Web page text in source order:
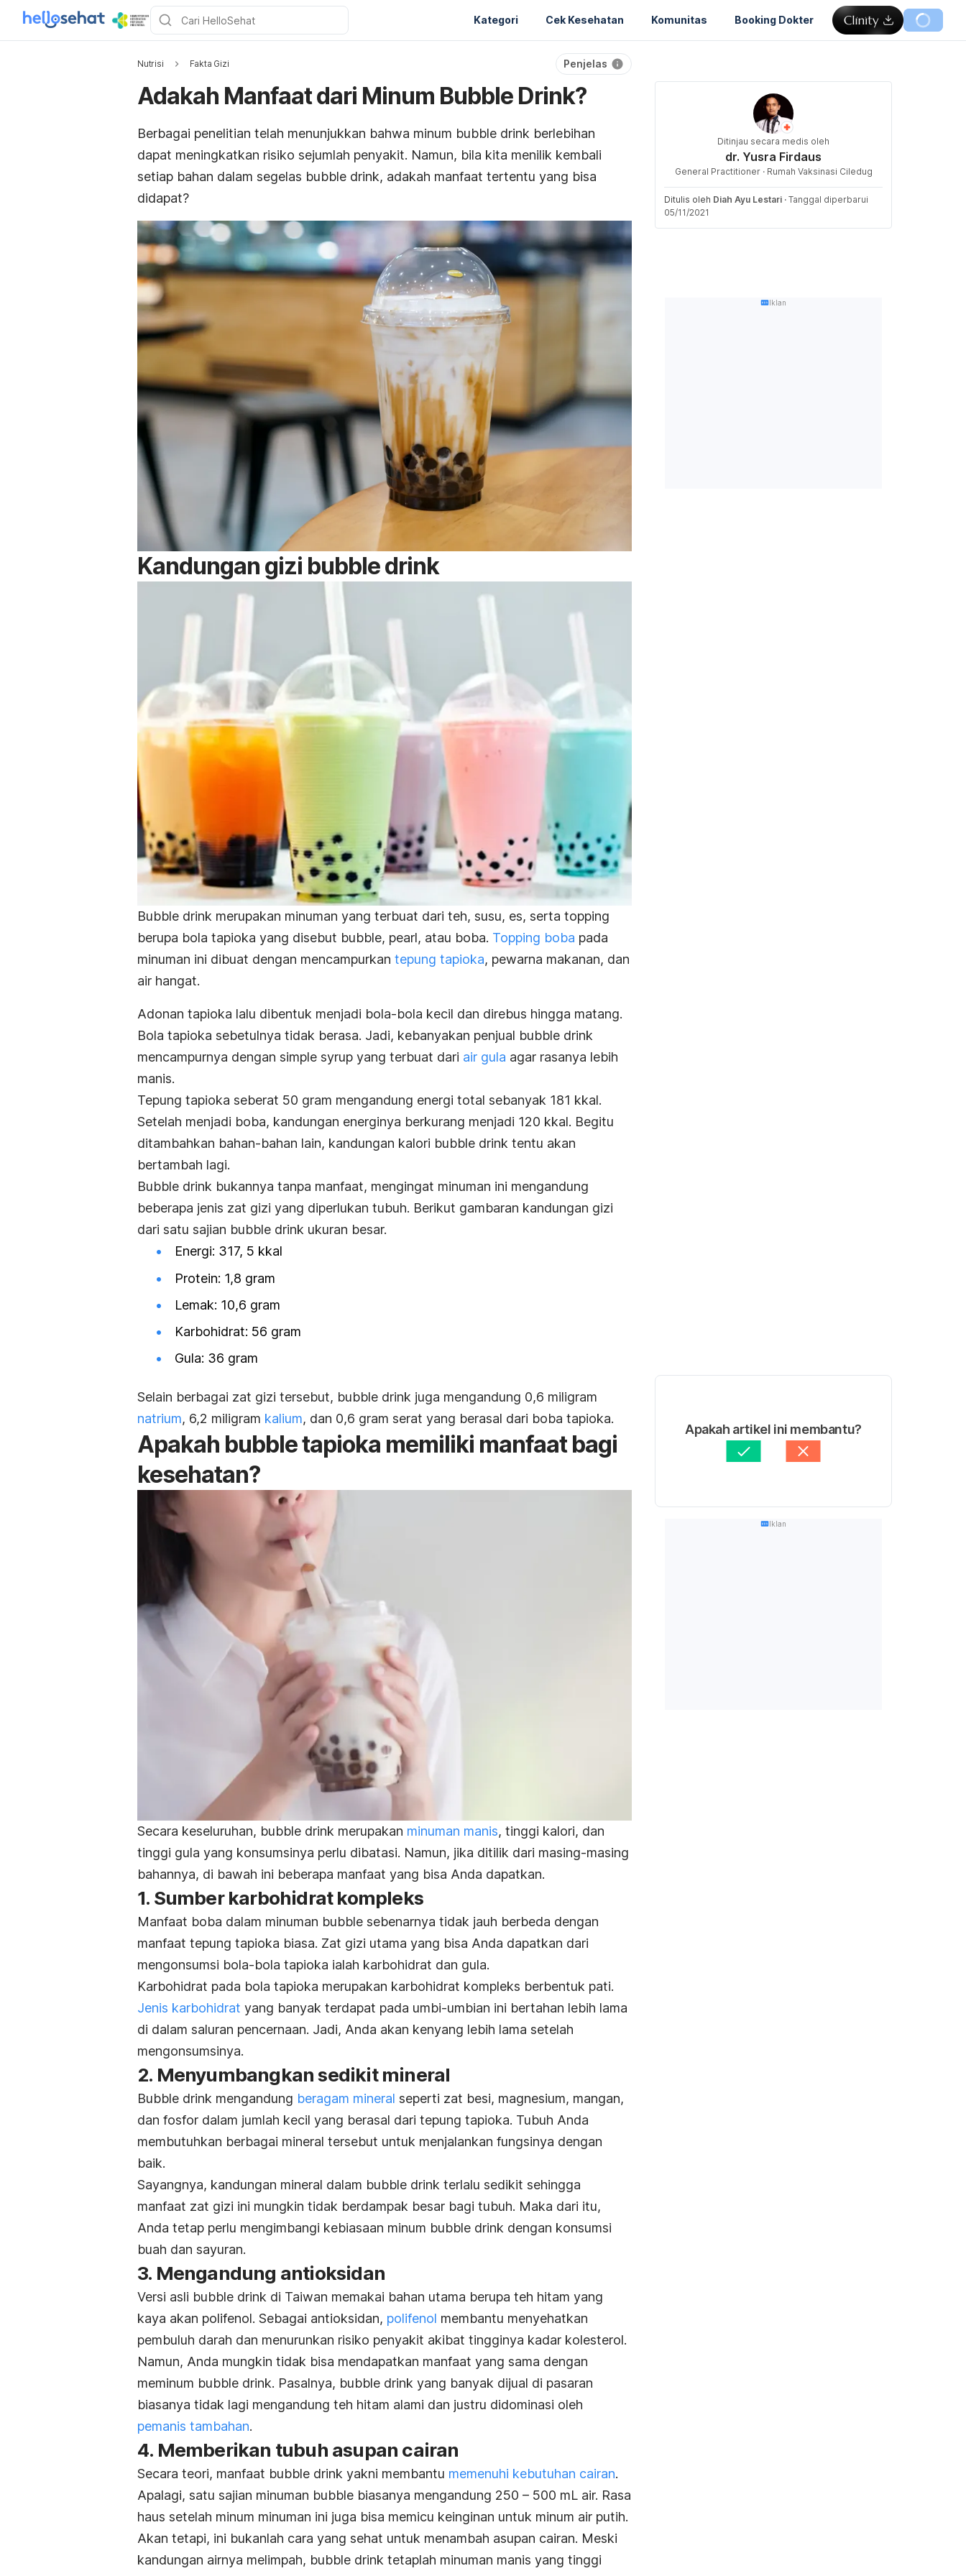
Kategori Cek Kesehatan Komunitas Booking Dokter
Nutrisi Fakta Gizi Penjelas
Adakah Manfaat dari Minum Bubble Drink?
Berbagai penelitian telah menunjukkan bahwa minum bubble drink berlebihan
dapat meningkatkan risiko sejumlah penyakit. Namun, bila kita menilik kembali
setiap bahan dalam segelas bubble drink, adakah manfaat tertentu yang bisa
didapat?
Kandungan gizi bubbledrink
Bubble drink merupakan minuman yang terbuat dari teh, susu, es, serta topping
berupa bola tapioka yang disebut bubble, pearl, atau boba. Topping boba pada
minuman ini dibuat dengan mencampurkan tepung tapioka, pewarna makanan, dan
air hangat.
Adonan tapioka lalu dibentuk menjadi bola-bola kecil dan direbus hingga matang.
Bola tapioka sebetulnya tidak berasa. Jadi, kebanyakan penjual bubble drink
mencampurnya dengan simple syrup yang terbuat dari air gula agar rasanya lebih
manis.
Tepung tapioka seberat 50 gram mengandung energi total sebanyak 181 kkal.
Setelah menjadi boba, kandungan energinya berkurang menjadi 120 kkal. Begitu
ditambahkan bahan-bahan lain, kandungan kalori bubble drink tentu akan
bertambah lagi.
Bubble drink bukannya tanpa manfaat, mengingat minuman ini mengandung
beberapa jenis zat gizi yang diperlukan tubuh. Berikut gambaran kandungan gizi
dari satu sajian bubble drink ukuran besar.
Energi: 317, 5 kkal
Protein: 1,8 gram
Lemak: 10,6 gram
Karbohidrat: 56 gram
Gula: 36 gram
Selain berbagai zat gizi tersebut, bubble drink juga mengandung 0,6 miligram
natrium, 6,2 miligram kalium, dan 0,6 gram serat yang berasal dari boba tapioka.
Apakah bubbletapioka memiliki manfaat bagi
kesehatan?
Secara keseluruhan, bubble drink merupakan minuman manis, tinggi kalori, dan
tinggi gula yang konsumsinya perlu dibatasi. Namun, jika ditilik dari masing-masing
bahannya, di bawah ini beberapa manfaat yang bisa Anda dapatkan.
1. Sumber karbohidrat kompleks
Manfaat boba dalam minuman bubble sebenarnya tidak jauh berbeda dengan
manfaat tepung tapioka biasa. Zat gizi utama yang bisa Anda dapatkan dari
mengonsumsi bola-bola tapioka ialah karbohidrat dan gula.
Karbohidrat pada bola tapioka merupakan karbohidrat kompleks berbentuk pati.
Jenis karbohidrat yang banyak terdapat pada umbi-umbian ini bertahan lebih lama
di dalam saluran pencernaan. Jadi, Anda akan kenyang lebih lama setelah
mengonsumsinya.
2. Menyumbangkan sedikit mineral
Bubble drink mengandung beragam mineral seperti zat besi, magnesium, mangan,
dan fosfor dalam jumlah kecil yang berasal dari tepung tapioka. Tubuh Anda
membutuhkan berbagai mineral tersebut untuk menjalankan fungsinya dengan
baik.
Sayangnya, kandungan mineral dalam bubble drink terlalu sedikit sehingga
manfaat zat gizi ini mungkin tidak berdampak besar bagi tubuh. Maka dari itu,
Anda tetap perlu mengimbangi kebiasaan minum bubble drink dengan konsumsi
buah dan sayuran.
3. Mengandung antioksidan
Versi asli bubble drink di Taiwan memakai bahan utama berupa teh hitam yang
kaya akan polifenol. Sebagai antioksidan, polifenol membantu menyehatkan
pembuluh darah dan menurunkan risiko penyakit akibat tingginya kadar kolesterol.
Namun, Anda mungkin tidak bisa mendapatkan manfaat yang sama dengan
meminum bubble drink. Pasalnya, bubble drink yang banyak dijual di pasaran
biasanya tidak lagi mengandung teh hitam alami dan justru didominasi oleh
pemanis tambahan.
4. Memberikan tubuh asupan cairan
Secara teori, manfaat bubble drink yakni membantu memenuhi kebutuhan cairan.
Apalagi, satu sajian minuman bubble biasanya mengandung 250 – 500 mL air. Rasa
haus setelah minum minuman ini juga bisa memicu keinginan untuk minum air putih.
Akan tetapi, ini bukanlah cara yang sehat untuk menambah asupan cairan. Meski
kandungan airnya melimpah, bubble drink tetaplah minuman manis yang tinggi
Ditinjau secara medis oleh
dr. Yusra Firdaus
General Practitioner · Rumah Vaksinasi Ciledug
Ditulis oleh Diah Ayu Lestari · Tanggal diperbarui
05/11/2021
Iklan
Apakah artikel ini membantu?
Iklan